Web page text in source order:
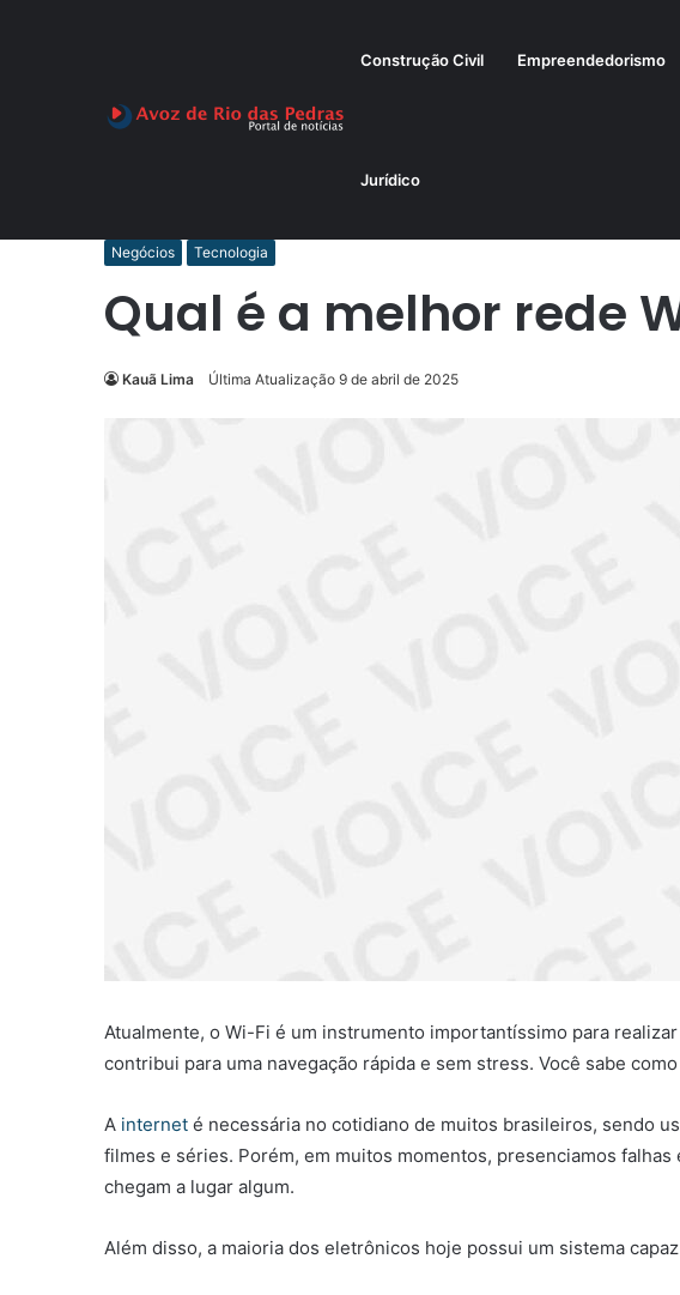
Construção Civil Empreendedorismo
Jurídico
Negócios Tecnologia
Qual é a melhor rede
Kauã Lima Última Atualização 9 de abril de 2025
Atualmente, o Wi-Fi é um instrumento importantíssimo para
contribui para uma navegação rápida e sem stress. Você sabe
A internet é necessária no cotidiano de muitos brasileiros, sendo
filmes e séries. Porém, em muitos momentos, presenciamos
chegam a lugar algum.
Além disso, a maioria dos eletrônicos hoje possui um sistema